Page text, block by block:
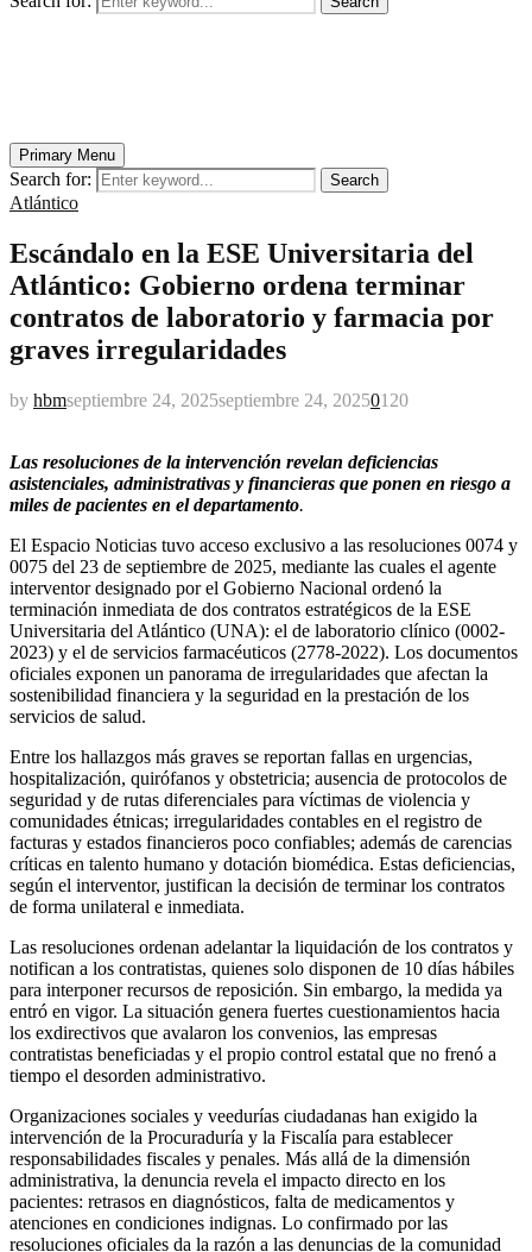
Primary Menu
Search for: Search
Atlántico
Escándalo en la ESE Universitaria del
Atlántico: Gobierno ordena terminar
contratos de laboratorio y farmacia por
graves irregularidades
by hbmseptiembre 24, 2025septiembre 24, 20250120
Las resoluciones de la intervención revelan deficiencias
asistenciales, administrativas y financieras que ponen en riesgo a
miles de pacientes en el departamento.
El Espacio Noticias tuvo acceso exclusivo a las resoluciones 0074 y
0075 del 23 de septiembre de 2025, mediante las cuales el agente
interventor designado por el Gobierno Nacional ordenó la
terminación inmediata de dos contratos estratégicos de la ESE
Universitaria del Atlántico (UNA): el de laboratorio clínico (0002-
2023) y el de servicios farmacéuticos (2778-2022). Los documentos
oficiales exponen un panorama de irregularidades que afectan la
sostenibilidad financiera y la seguridad en la prestación de los
servicios de salud.
Entre los hallazgos más graves se reportan fallas en urgencias,
hospitalización, quirófanos y obstetricia; ausencia de protocolos de
seguridad y de rutas diferenciales para víctimas de violencia y
comunidades étnicas; irregularidades contables en el registro de
facturas y estados financieros poco confiables; además de carencias
críticas en talento humano y dotación biomédica. Estas deficiencias,
según el interventor, justifican la decisión de terminar los contratos
de forma unilateral e inmediata.
Las resoluciones ordenan adelantar la liquidación de los contratos y
notifican a los contratistas, quienes solo disponen de 10 días hábiles
para interponer recursos de reposición. Sin embargo, la medida ya
entró en vigor. La situación genera fuertes cuestionamientos hacia
los exdirectivos que avalaron los convenios, las empresas
contratistas beneficiadas y el propio control estatal que no frenó a
tiempo el desorden administrativo.
Organizaciones sociales y veedurías ciudadanas han exigido la
intervención de la Procuraduría y la Fiscalía para establecer
responsabilidades fiscales y penales. Más allá de la dimensión
administrativa, la denuncia revela el impacto directo en los
pacientes: retrasos en diagnósticos, falta de medicamentos y
atenciones en condiciones indignas. Lo confirmado por las
resoluciones oficiales da la razón a las denuncias de la comunidad